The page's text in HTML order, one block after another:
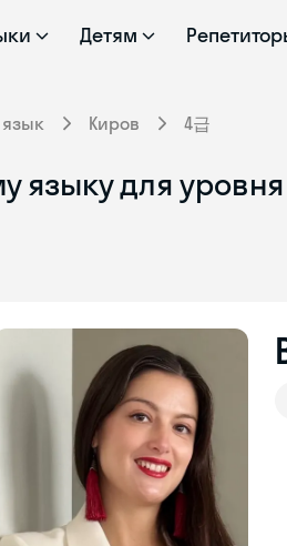
Детям
Киров 4급
языку для